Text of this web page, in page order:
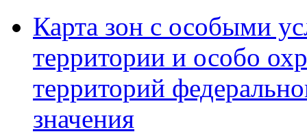
Карта зон с особыми
территории и особо
территорий
значения